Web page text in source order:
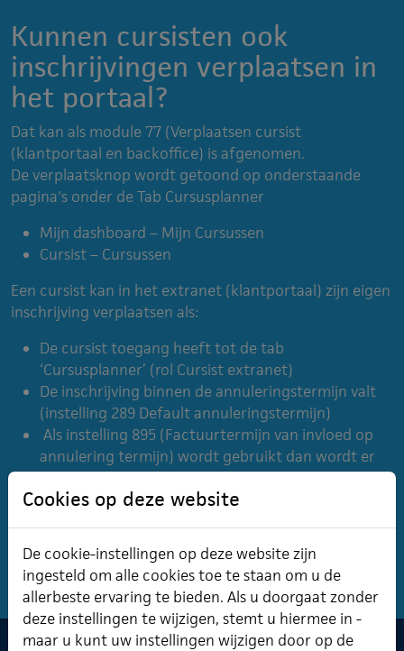
Kunnen cursisten ook
inschrijvingen verplaatsen in
het portaal?
Dat kan als module 77 (Verplaatsen cursist
(klantportaal en backoffice) is afgenomen.
De verplaatsknop wordt getoond op onderstaande
pagina's onder de Tab Cursusplanner
Mijn dashboard – Mijn Cursussen
Cursist – Cursussen
Een cursist kan in het extranet (klantportaal) zijn eigen
inschrijving verplaatsen als:
De cursist toegang heeft tot de tab
‘Cursusplanner’ (rol Cursist extranet)
De inschrijving binnen de annuleringstermijn valt
(instelling 289 Default annuleringstermijn)
Als instelling 895 (Factuurtermijn van invloed op
annulering termijn) wordt gebruikt dan wordt er
ook rekening gehouden met de factuurtermijn.
(instelling 399 Default factuurtermijn van
Cookies op deze website
De cookie-instellingen op deze website zijn
ingesteld om alle cookies toe te staan om u de
allerbeste ervaring te bieden. Als u doorgaat zonder
deze instellingen te wijzigen, stemt u hiermee in -
maar u kunt uw instellingen wijzigen door op de